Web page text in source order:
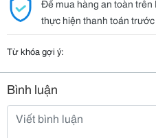
Để mua hàng an toàn trên
thực hiện thanh toán
Từ khóa gợi ý:
Bình luận